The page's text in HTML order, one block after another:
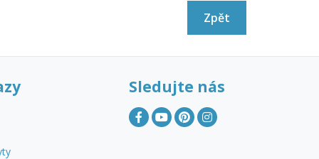
Zpět
Sledujte nás